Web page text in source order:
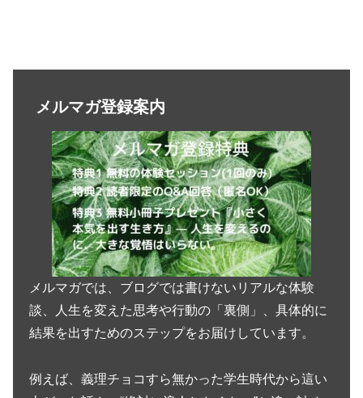
メルマガ登録案内
メルマガでは、ブログでは書けないリアルな体験
談、人生を変えた思考や行動の「裏側」、具体的に
結果を出すためのステップをお届けしています。
例えば、義理チョコすら無かった学生時代から這い